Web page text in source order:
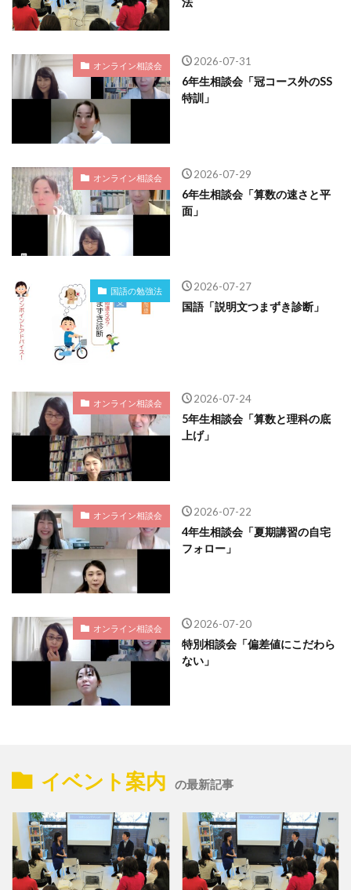
オンライン相談会 2026-07-31
6年生相談会「冠コース外のSS
特訓」
オンライン相談会 2026-07-29
6年生相談会「算数の速さと平
面」
国語の勉強法 2026-07-27
国語「説明文つまずき診断」
オンライン相談会 2026-07-24
5年生相談会「算数と理科の底
上げ」
オンライン相談会 2026-07-22
4年生相談会「夏期講習の自宅
フォロー」
オンライン相談会 2026-07-20
特別相談会「偏差値にこだわら
ない」
イベント案内 の最新記事